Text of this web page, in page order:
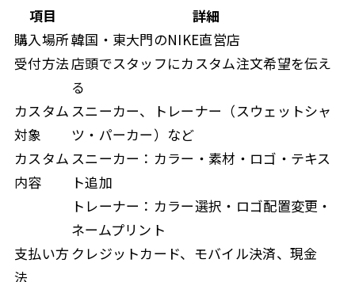
項目
詳細
購入場所韓国・東大門のNIKE直営店
受付方法 店頭でスタッフにカスタム注文希望を伝え
る
カスタム
対象
スニーカー、トレーナー（スウェットシャ
ツ・パーカー）など
カスタム
内容
スニーカー：カラー・素材・ロゴ・テキス
ト追加
トレーナー：カラー選択・ロゴ配置変更・
ネームプリント
支払い方
法
クレジットカード、モバイル決済、現金